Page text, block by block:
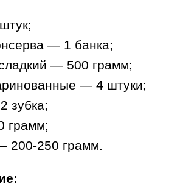
— 1 банка;
— 500 грамм;
— 4 штуки;
зубка;
грамм;
200-250 грамм.